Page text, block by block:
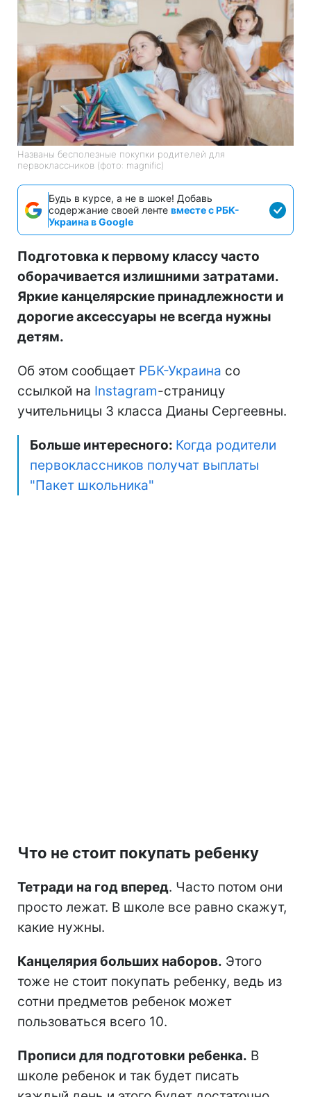
Названы бесполезные покупки родителей для
первоклассников (фото: magnific)
Будь в курсе, а не в шоке! Добавь
содержание своей ленте вместе с РБК-
Украина в Google
Подготовка к первому классу часто
оборачивается излишними затратами.
Яркие канцелярские принадлежности и
дорогие аксессуары не всегда нужны
детям.
Об этом сообщает РБК-Украина со
ссылкой на Instagram-страницу
учительницы 3 класса Дианы Сергеевны.
Больше интересного: Когда родители
первоклассников получат выплаты
"Пакет школьника"
Что не стоит покупать ребенку
Тетради на год вперед. Часто потом они
просто лежат. В школе все равно скажут,
какие нужны.
Канцелярия больших наборов. Этого
тоже не стоит покупать ребенку, ведь из
сотни предметов ребенок может
пользоваться всего 10.
Прописи для подготовки ребенка. В
школе ребенок и так будет писать